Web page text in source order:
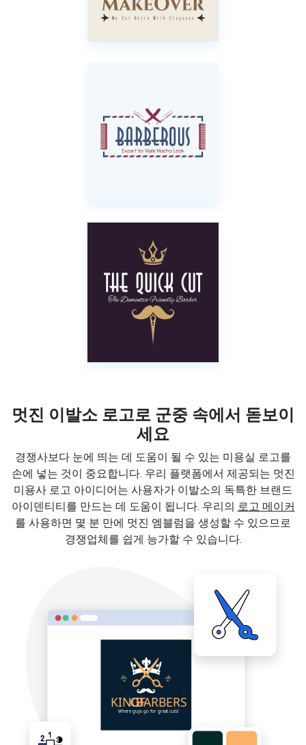
멋진 이발소 로고로 군중 속에서 돋보이
세요
경쟁사보다 눈에 띄는 데 도움이 될 수 있는 미용실 로고를
손에 넣는 것이 중요합니다. 우리 플랫폼에서 제공되는 멋진
미용사 로고 아이디어는 사용자가 이발소의 독특한 브랜드
아이덴티티를 만드는 데 도움이 됩니다. 우리의 로고 메이커
를 사용하면 몇 분 만에 멋진 엠블럼을 생성할 수 있으므로
경쟁업체를 쉽게 능가할 수 있습니다.